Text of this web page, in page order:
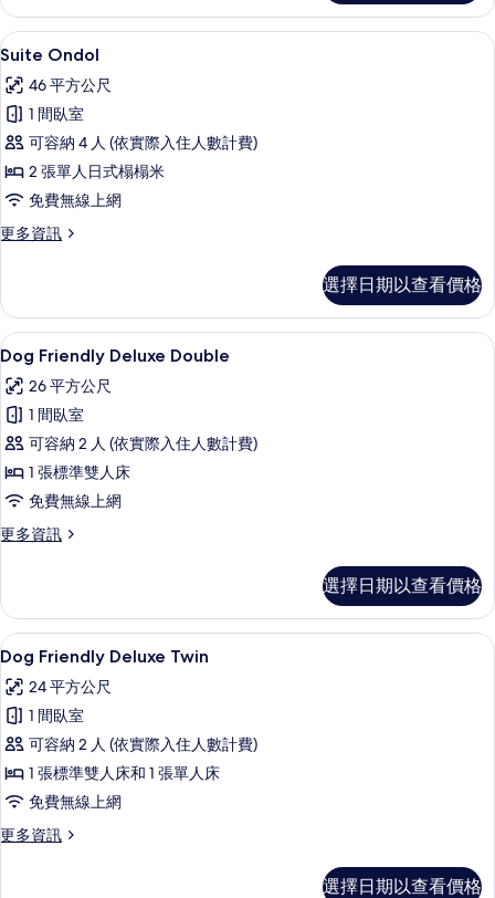
的
詳
情
顯
示
Suite
Ondol
的
所
有
相
Suite Ondol | 隔音、免費無線上網、
1
Suite Ondol
46 平方公尺
1 間臥室
可容納 4 人 (依實際入住人數計費)
2 張單人日式榻榻米
免費無線上網
更多資訊
更
的
詳
情
選擇日期以查看價格
顯
示
Dog
Friendly
Deluxe
Double
的
所
片
Dog Friendly Deluxe Double | 隔音
6
Dog Friendly Deluxe Double
26 平方公尺
1 間臥室
可容納 2 人 (依實際入住人數計費)
1 張標準雙人床
免費無線上網
更多資訊
更
Deluxe
Double
的
情
選擇日期以查看價格
顯
示
Dog
Friendly
Deluxe
Twin
的
所
Dog Friendly Deluxe Twin | 隔音、免
4
Dog Friendly Deluxe Twin
24 平方公尺
1 間臥室
可容納 2 人 (依實際入住人數計費)
1 張標準雙人床和 1 張單人床
免費無線上網
更多資訊
更
選擇日期以查看價格